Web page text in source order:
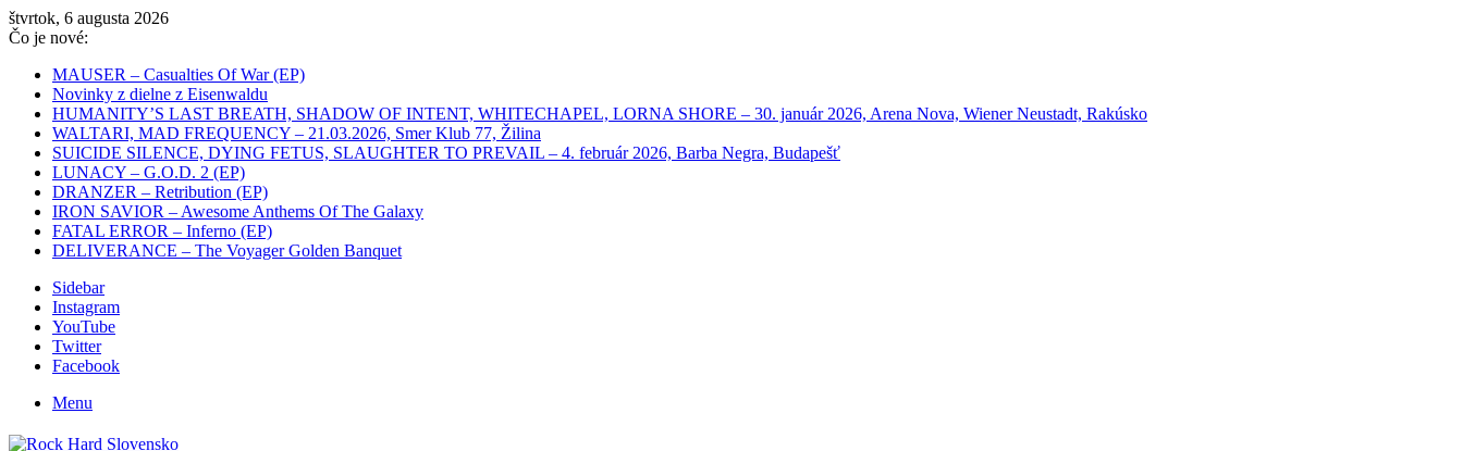
štvrtok, 6 augusta 2026
Čo je nové:
MAUSER – Casualties Of War (EP)
Novinky z dielne z Eisenwaldu
HUMANITY’S LAST BREATH, SHADOW OF INTENT, WHITECHAPEL, LORNA SHORE – 30. január 2026, Arena Nova, Wiener Neustadt, Rakúsko
WALTARI, MAD FREQUENCY – 21.03.2026, Smer Klub 77, Žilina
SUICIDE SILENCE, DYING FETUS, SLAUGHTER TO PREVAIL – 4. február 2026, Barba Negra, Budapešť
LUNACY – G.O.D. 2 (EP)
DRANZER – Retribution (EP)
IRON SAVIOR – Awesome Anthems Of The Galaxy
FATAL ERROR – Inferno (EP)
DELIVERANCE – The Voyager Golden Banquet
Sidebar
Instagram
YouTube
Twitter
Facebook
Menu